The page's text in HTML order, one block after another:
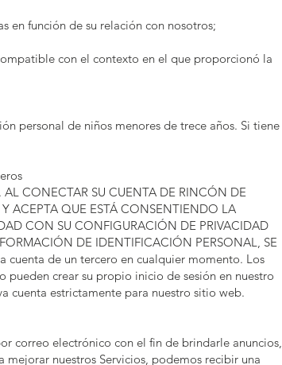
en función de su relación con nosotros;
con el contexto en el que proporcionó la
personal de niños menores de trece años. Si tiene
CONECTAR SU CUENTA DE RINCÓN DE
ACEPTA QUE ESTÁ CONSENTIENDO LA
CON SU CONFIGURACIÓN DE PRIVACIDAD
DE IDENTIFICACIÓN PERSONAL, SE
cuenta de un tercero en cualquier momento. Los
crear su propio inicio de sesión en nuestro
cuenta estrictamente para nuestro sitio web.
correo electrónico con el fin de brindarle anuncios,
nuestros Servicios, podemos recibir una